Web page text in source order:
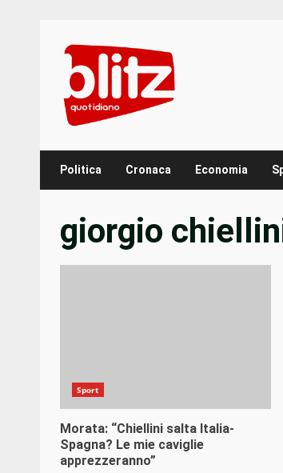
content
Politica Cronaca Economia
giorgio
Sport
Morata: “Chiellini salta Italia-
Spagna? Le mie caviglie
apprezzeranno”